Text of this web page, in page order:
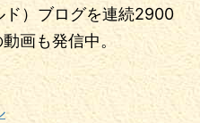
ド）ブログを連続2900
画も発信中。